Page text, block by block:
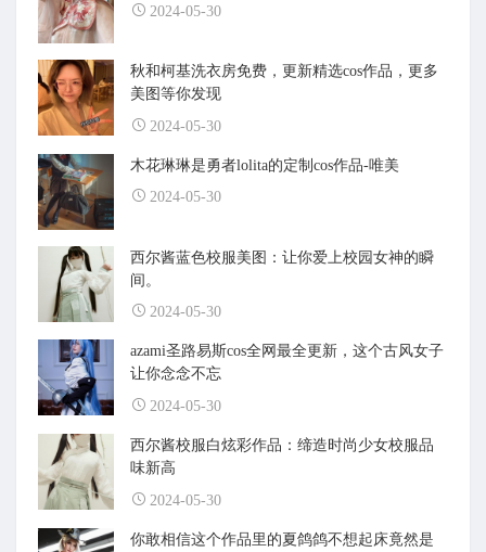
2024-05-30
秋和柯基洗衣房免费，更新精选cos作品，更多
美图等你发现
2024-05-30
木花琳琳是勇者lolita的定制cos作品-唯美
2024-05-30
西尔酱蓝色校服美图：让你爱上校园女神的瞬
间。
2024-05-30
azami圣路易斯cos全网最全更新，这个古风女子
让你念念不忘
2024-05-30
西尔酱校服白炫彩作品：缔造时尚少女校服品
味新高
2024-05-30
你敢相信这个作品里的夏鸽鸽不想起床竟然是